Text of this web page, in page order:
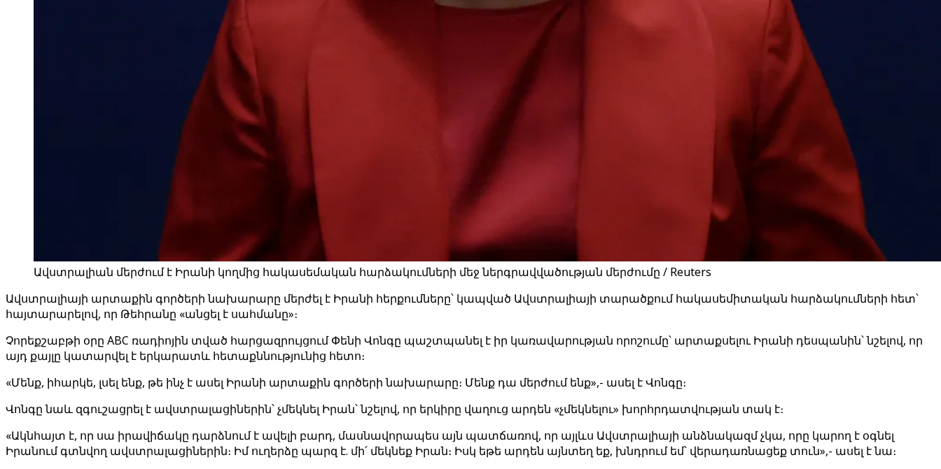
Ավստրալիան մերժում է Իրանի կողմից հակասեմական հարձակումների մեջ ներգրավվածության մերժումը / Reuters
Ավստրալիայի արտաքին գործերի նախարարը մերժել է Իրանի հերքումները՝ կապված Ավստրալիայի տարածքում հակասեմիտական հարձակումների հետ՝
հայտարարելով, որ Թեհրանը «անցել է սահմանը»։
Չորեքշաբթի օրը ABC ռադիոյին տված հարցազրույցում Փենի Վոնգը պաշտպանել է իր կառավարության որոշումը՝ արտաքսելու Իրանի դեսպանին՝ նշելով, որ
այդ քայլը կատարվել է երկարատև հետաքննությունից հետո։
«Մենք, իհարկե, լսել ենք, թե ինչ է ասել Իրանի արտաքին գործերի նախարարը։ Մենք դա մերժում ենք»,- ասել է Վոնգը։
Վոնգը նաև զգուշացրել է ավստրալացիներին՝ չմեկնել Իրան՝ նշելով, որ երկիրը վաղուց արդեն «չմեկնելու» խորհրդատվության տակ է։
«Ակնհայտ է, որ սա իրավիճակը դարձնում է ավելի բարդ, մասնավորապես այն պատճառով, որ այլևս Ավստրալիայի անձնակազմ չկա, որը կարող է օգնել
Իրանում գտնվող ավստրալացիներին։ Իմ ուղերձը պարզ է. մի՛ մեկնեք Իրան։ Իսկ եթե արդեն այնտեղ եք, խնդրում եմ՝ վերադառնացեք տուն»,- ասել է նա։